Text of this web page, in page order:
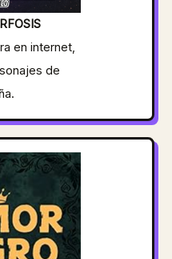
en internet,
de